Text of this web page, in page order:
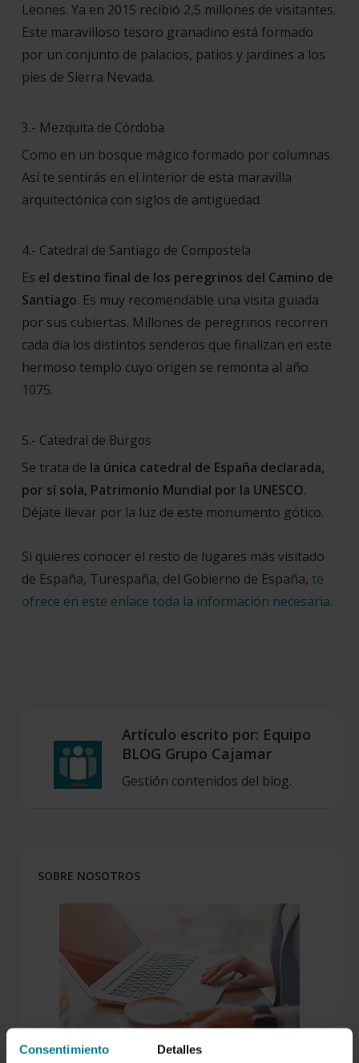
Consentimiento Detalles
Leones. Ya en 2015 recibió 2,5 millones de visitantes.
Este maravilloso tesoro granadino está formado
por un conjunto de palacios, patios y jardines a los
pies de Sierra Nevada.
3.- Mezquita de Córdoba
Como en un bosque mágico formado por columnas.
Así te sentirás en el interior de esta maravilla
arquitectónica con siglos de antigüedad.
4.- Catedral de Santiago de Compostela
Es el destino final de los peregrinos del Camino de
Santiago. Es muy recomendable una visita guiada
por sus cubiertas. Millones de peregrinos recorren
cada día los distintos senderos que finalizan en este
hermoso templo cuyo origen se remonta al año
1075.
5.- Catedral de Burgos
Se trata de la única catedral de España declarada,
por sí sola, Patrimonio Mundial por la UNESCO.
Déjate llevar por la luz de este monumento gótico.
Si quieres conocer el resto de lugares más visitado
de España, Turespaña, del Gobierno de España, te
ofrece en este enlace toda la información necesaria.
Artículo escrito por: Equipo
BLOG Grupo Cajamar
Gestión contenidos del blog.
SOBRE NOSOTROS